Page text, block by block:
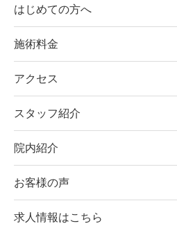
はじめての方へ
施術料金
アクセス
スタッフ紹介
院内紹介
お客様の声
求人情報はこちら